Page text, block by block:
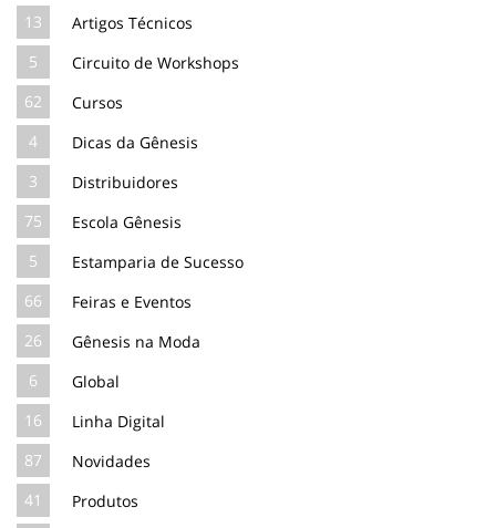
13
Artigos Técnicos
5
Circuito de Workshops
62
Cursos
4
Dicas da Gênesis
3
Distribuidores
75
Escola Gênesis
5
Estamparia de Sucesso
66
Feiras e Eventos
26
Gênesis na Moda
6
Global
16
Linha Digital
87
Novidades
41
Produtos